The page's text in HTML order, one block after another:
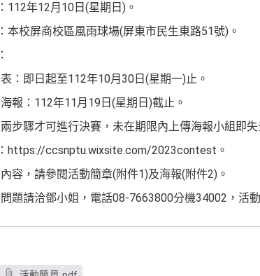
112年12月10日(星期日)。
本校屏商校區風雨球場(屏東市民生東路51號)。
：即日起至112年10月30日(星期一)止。
報：112年11月19日(星期日)截止。
步驟才可進行決賽，未在期限內上傳海報小組即失
https://ccsnptu.wixsite.com/2023contest。
容，請參閱活動簡章(附件1)及海報(附件2)。
題請洽鄧小姐，電話08-7663800分機34002，活